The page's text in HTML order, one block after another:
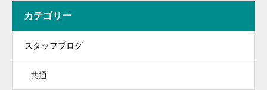
カテゴリー
スタッフブログ
共通